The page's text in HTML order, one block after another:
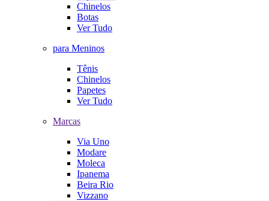
Chinelos
Botas
Ver Tudo
para Meninos
Tênis
Chinelos
Papetes
Ver Tudo
Marcas
Via Uno
Modare
Moleca
Ipanema
Beira Rio
Vizzano